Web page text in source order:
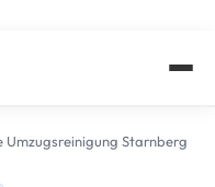
Umzugsreinigung Starnberg